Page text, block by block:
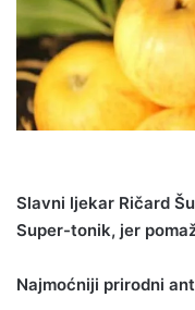
Slavni ljekar Ričard
Super-tonik, jer
Najmoćniji prirodni